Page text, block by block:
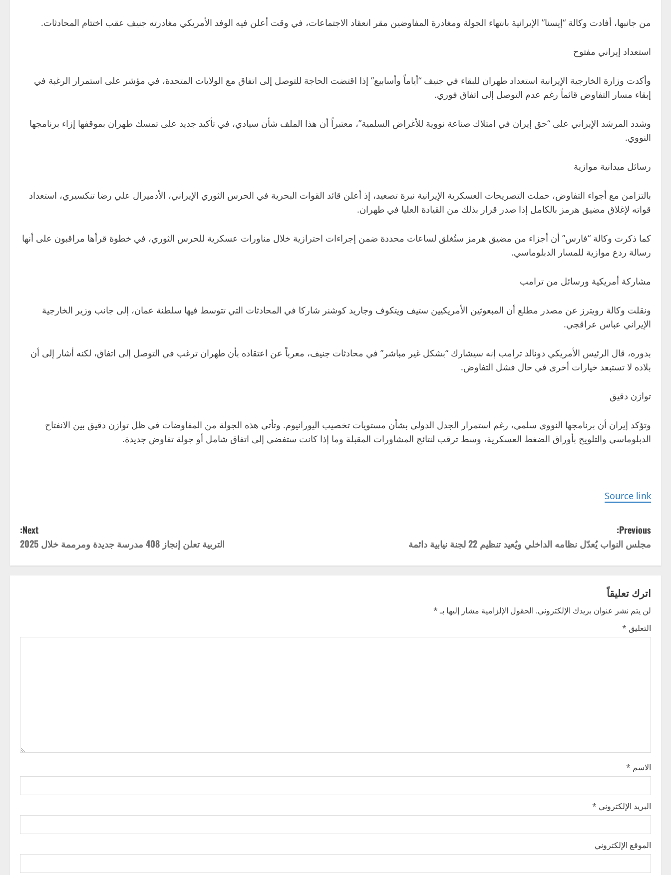
من جانبها، أفادت وكالة “إيسنا” الإيرانية بانتهاء الجولة ومغادرة المفاوضين مقر انعقاد الاجتماعات، في وقت أعلن فيه الوفد الأمريكي مغادرته جنيف عقب اختتام المحادثات.
استعداد إيراني مفتوح
وأكدت وزارة الخارجية الإيرانية استعداد طهران للبقاء في جنيف “أياماً وأسابيع” إذا اقتضت الحاجة للتوصل إلى اتفاق مع الولايات المتحدة، في مؤشر على استمرار الرغبة في
إبقاء مسار التفاوض قائماً رغم عدم التوصل إلى اتفاق فوري.
وشدد المرشد الإيراني على “حق إيران في امتلاك صناعة نووية للأغراض السلمية”، معتبراً أن هذا الملف شأن سيادي، في تأكيد جديد على تمسك طهران بموقفها إزاء برنامجها
النووي.
رسائل ميدانية موازية
بالتزامن مع أجواء التفاوض، حملت التصريحات العسكرية الإيرانية نبرة تصعيد، إذ أعلن قائد القوات البحرية في الحرس الثوري الإيراني، الأدميرال علي رضا تنكسيري، استعداد
قواته لإغلاق مضيق هرمز بالكامل إذا صدر قرار بذلك من القيادة العليا في طهران.
كما ذكرت وكالة “فارس” أن أجزاء من مضيق هرمز ستُغلق لساعات محددة ضمن إجراءات احترازية خلال مناورات عسكرية للحرس الثوري، في خطوة قرأها مراقبون على أنها
رسالة ردع موازية للمسار الدبلوماسي.
مشاركة أمريكية ورسائل من ترامب
ونقلت وكالة رويترز عن مصدر مطلع أن المبعوثين الأمريكيين ستيف ويتكوف وجاريد كوشنر شاركا في المحادثات التي تتوسط فيها سلطنة عمان، إلى جانب وزير الخارجية
الإيراني عباس عراقجي.
بدوره، قال الرئيس الأمريكي دونالد ترامب إنه سيشارك “بشكل غير مباشر” في محادثات جنيف، معرباً عن اعتقاده بأن طهران ترغب في التوصل إلى اتفاق، لكنه أشار إلى أن
بلاده لا تستبعد خيارات أخرى في حال فشل التفاوض.
توازن دقيق
وتؤكد إيران أن برنامجها النووي سلمي، رغم استمرار الجدل الدولي بشأن مستويات تخصيب اليورانيوم. وتأتي هذه الجولة من المفاوضات في ظل توازن دقيق بين الانفتاح
الدبلوماسي والتلويح بأوراق الضغط العسكرية، وسط ترقب لنتائج المشاورات المقبلة وما إذا كانت ستفضي إلى اتفاق شامل أو جولة تفاوض جديدة.
Source link
P
o
s
t
n
a
i
o
n
Previous:
مجلس النواب يُعدّل نظامه الداخلي ويُعيد تنظيم 22 لجنة نيابية دائمة
Next:
التربية تعلن إنجاز 408 مدرسة جديدة ومرممة خلال 2025
اترك تعليقاً
لن يتم نشر عنوان بريدك الإلكتروني. الحقول الإلزامية مشار إليها بـ*
التعليق *
الاسم *
البريد الإلكتروني *
الموقع الإلكتروني